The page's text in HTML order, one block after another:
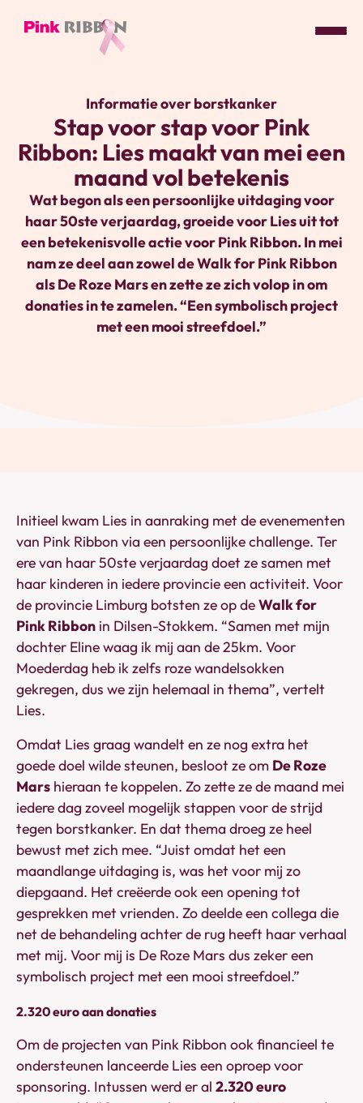
link
homepage
Informatie over borstkanker
Stap voor stap voor Pink
Ribbon: Lies maakt van mei een
maand vol betekenis
Wat begon als een persoonlijke uitdaging voor
haar 50ste verjaardag, groeide voor Lies uit tot
een betekenisvolle actie voor Pink Ribbon. In mei
nam ze deel aan zowel de Walk for Pink Ribbon
als De Roze Mars en zette ze zich volop in om
donaties in te zamelen. “Een symbolisch project
met een mooi streefdoel.”
Initieel kwam Lies in aanraking met de evenementen
van Pink Ribbon via een persoonlijke challenge. Ter
ere van haar 50ste verjaardag doet ze samen met
haar kinderen in iedere provincie een activiteit. Voor
de provincie Limburg botsten ze op deWalk for
Pink Ribbonin Dilsen-Stokkem. “Samen met mijn
dochter Eline waag ik mij aan de 25km. Voor
Moederdag heb ik zelfs roze wandelsokken
gekregen, dus we zijn helemaal in thema”, vertelt
Lies.
Omdat Lies graag wandelt en ze nog extra het
goede doel wilde steunen, besloot ze om De Roze
Marshieraan te koppelen. Zo zette ze de maand mei
iedere dag zoveel mogelijk stappen voor de strijd
tegen borstkanker. En dat thema droeg ze heel
bewust met zich mee. “Juist omdat het een
maandlange uitdaging is, was het voor mij zo
diepgaand. Het creëerde ook een opening tot
gesprekken met vrienden. Zo deelde een collega die
net de behandeling achter de rug heeft haar verhaal
met mij. Voor mij is De Roze Mars dus zeker een
symbolisch project met een mooi streefdoel.”
2.320 euro aan donaties
Om de projecten van Pink Ribbon ook financieel te
ondersteunen lanceerde Lies een oproep voor
sponsoring. Intussen werd er al 2.320 euro